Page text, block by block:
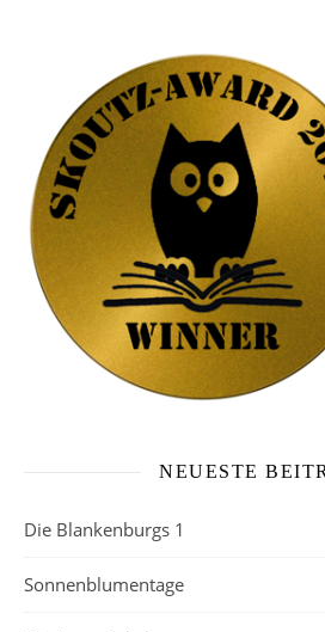
NEUESTE
Die Blankenburgs 1
Sonnenblumentage